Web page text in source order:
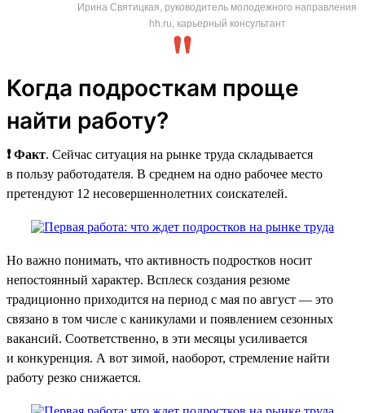
Ирина Святицкая, руководитель молодежного направления
hh.ru, карьерный консультант
Когда подросткам проще
найти работу?
❗ Факт. Сейчас ситуация на рынке труда складывается
в пользу работодателя. В среднем на одно рабочее место
претендуют 12 несовершеннолетних соискателей.
Но важно понимать, что активность подростков носит
непостоянный характер. Всплеск создания резюме
традиционно приходится на период с мая по август — это
связано в том числе с каникулами и появлением сезонных
вакансий. Соответственно, в эти месяцы усиливается
и конкуренция. А вот зимой, наоборот, стремление найти
работу резко снижается.